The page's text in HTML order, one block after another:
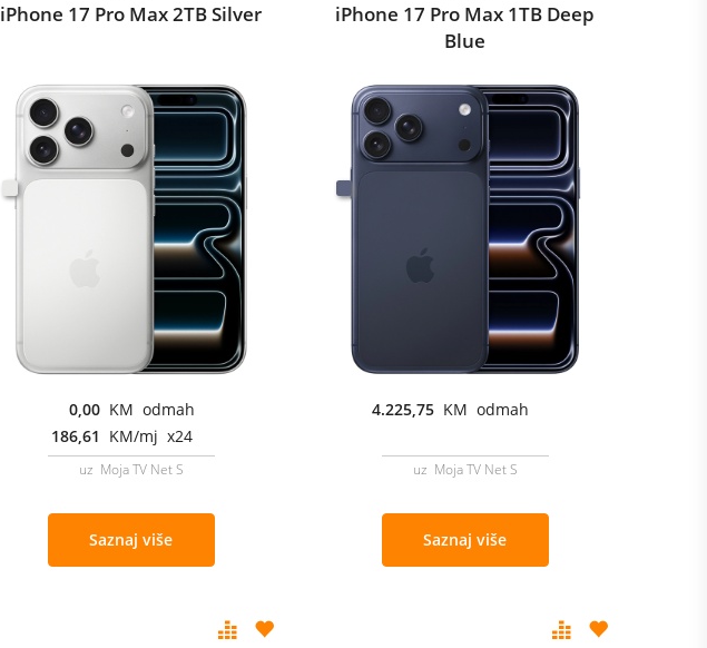
iPhone 17 Pro Max 2TB Silver
0,00 KM odmah
186,61 KM/mj x24
uz Moja TV Net S
Saznaj više
iPhone 17 Pro Max 1TB Deep
Blue
4.225,75 KM odmah
uz Moja TV Net S
Saznaj više